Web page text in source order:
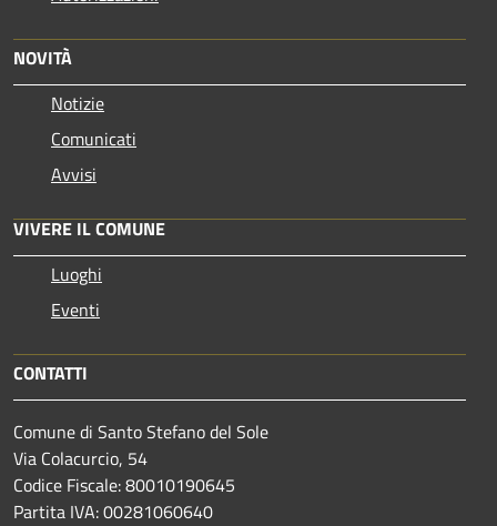
NOVITÀ
Notizie
Comunicati
Avvisi
VIVERE IL COMUNE
Luoghi
Eventi
CONTATTI
Comune di Santo Stefano del Sole
Via Colacurcio, 54
Codice Fiscale: 80010190645
Partita IVA: 00281060640